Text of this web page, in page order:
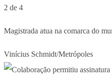
2 de 4
Magistrada atua na comarca do
Vinícius Schmidt/Metrópoles